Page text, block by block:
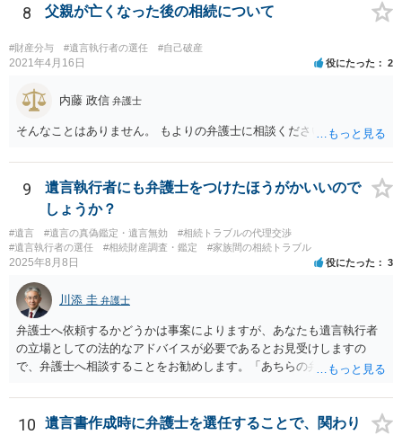
を依頼されるのも悪くはありませんが、感情的な理由が強いと思いま
8 父親が亡くなった後の相続について
#財産分与 #遺言執行者の選任 #自己破産
2021年4月16日 役にたった 2
内藤 政信 弁護士
そんなことはありません。 もよりの弁護士に相談ください。
9
遺言執行者にも弁護士をつけたほうがかいいので
しょうか？
#遺言 #遺言の真偽鑑定・遺言無効
#相続トラブルの代理交渉
#遺言執行者の選任
#相続財産調査・鑑定 #家族間の相続トラブル
2025年8月8日 役にたった 3
川添 圭 弁護士
弁護士へ依頼するかどうかは事案によりますが、あなたも遺言執行者
の立場としての法的なアドバイスが必要であるとお見受けしますの
で、弁護士へ相談することをお勧めします。「あちらの弁護士」（元
誘導しかしてこないと思います。
10
遺言書作成時に弁護士を選任することで、関わり